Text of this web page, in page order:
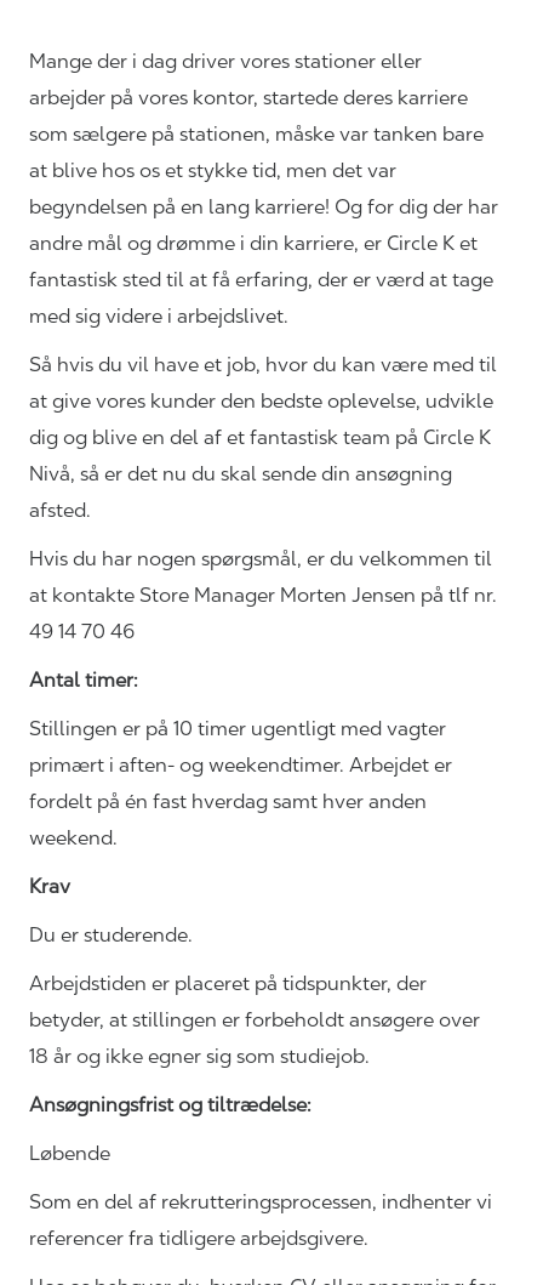
Mange der i dag driver vores stationer eller
arbejder på vores kontor, startede deres karriere
som sælgere på stationen, måske var tanken bare
at blive hos os et stykke tid, men det var
begyndelsen på en lang karriere! Og for dig der har
andre mål og drømme i din karriere, er Circle K et
fantastisk sted til at få erfaring, der er værd at tage
med sig videre i arbejdslivet.
Så hvis du vil have et job, hvor du kan være med til
at give vores kunder den bedste oplevelse, udvikle
dig og blive en del af et fantastisk team på Circle K
Nivå, så er det nu du skal sende din ansøgning
afsted.
Hvis du har nogen spørgsmål, er du velkommen til
at kontakte Store Manager Morten Jensen på tlf nr.
49 14 70 46
Antal timer:
Stillingen er på 10 timer ugentligt med vagter
primært i aften- og weekendtimer. Arbejdet er
fordelt på én fast hverdag samt hver anden
weekend.
Krav
Du er studerende.
Arbejdstiden er placeret på tidspunkter, der
betyder, at stillingen er forbeholdt ansøgere over
18 år og ikke egner sig som studiejob.
Ansøgningsfrist og tiltrædelse:
Løbende
Som en del af rekrutteringsprocessen, indhenter vi
referencer fra tidligere arbejdsgivere.